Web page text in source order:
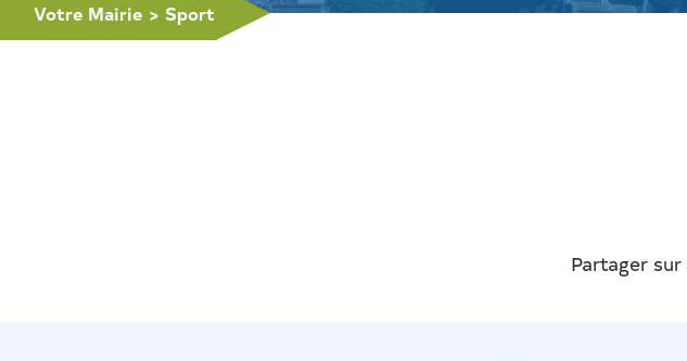
Votre Mairie > Sport
Partager sur